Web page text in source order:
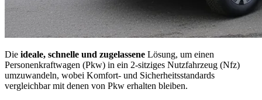
Die ideale, schnelle und zugelassene Lösung, um einen
Personenkraftwagen (Pkw) in ein 2-sitziges Nutzfahrzeug (Nfz)
umzuwandeln, wobei Komfort- und Sicherheitsstandards
vergleichbar mit denen von Pkw erhalten bleiben.